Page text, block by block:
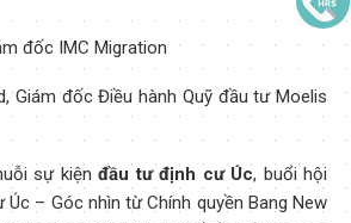
đốc IMC Migration
Giám đốc Điều hành Quỹ đầu tư Moelis
sự kiệnđầu tư định cư Úc, buổi hội
– Góc nhìn từ Chính quyền Bang New